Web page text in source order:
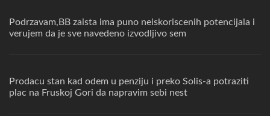
Podrzavam,BB zaista ima puno neiskoriscenih potencijala i
verujem da je sve navedeno izvodljivo sem
Prodacu stan kad odem u penziju i preko Solis-a potraziti
plac na Fruskoj Gori da napravim sebi nest